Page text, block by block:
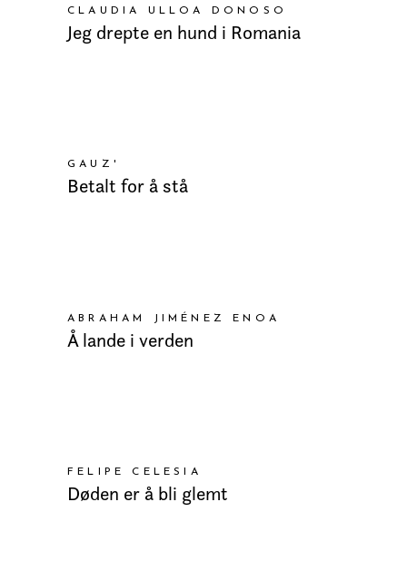
CLAUDIA ULLOA DONOSO
Jeg drepte en hund i Romania
GAUZ'
Betalt for å stå
ABRAHAM JIMÉNEZ ENOA
Å lande i verden
FELIPE CELESIA
Døden er å bli glemt